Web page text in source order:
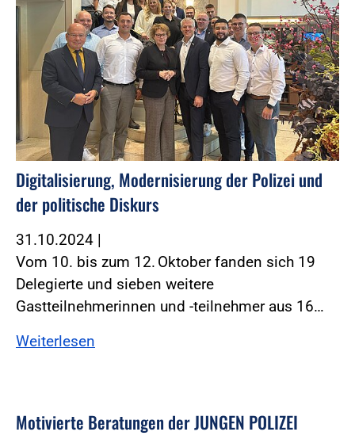
Digitalisierung, Modernisierung der Polizei und
der politische Diskurs
31.10.2024 |
Vom 10. bis zum 12. Oktober fanden sich 19
Delegierte und sieben weitere
Gastteilnehmerinnen und -teilnehmer aus 16…
Weiterlesen
Motivierte Beratungen der JUNGEN POLIZEI